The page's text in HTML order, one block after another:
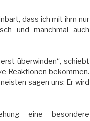
dass ich mit ihm nur
und manchmal auch
überwinden“, schiebt
Reaktionen bekommen.
sagen uns: Er wird
eine besondere